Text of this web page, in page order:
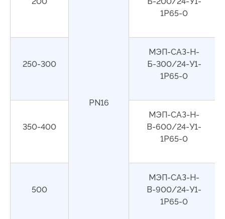
PN16
1Р65-0
250-300
МЭП-САЗ-Н-
Б-300/24-У1-
1Р65-0
350-400
МЭП-САЗ-Н-
В-600/24-У1-
1Р65-0
500
МЭП-САЗ-Н-
В-900/24-У1-
1Р65-0